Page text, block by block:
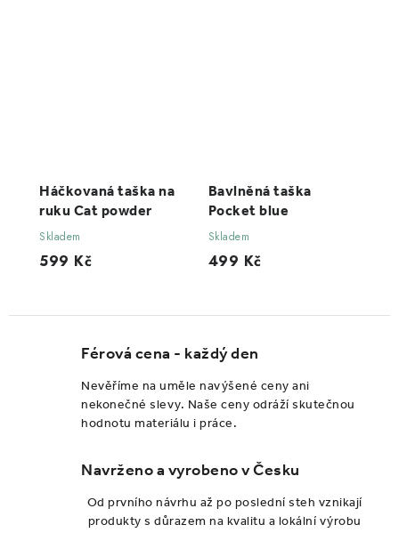
Férová cena - každý den
Nevěříme na uměle navýšené ceny ani
nekonečné slevy. Naše ceny odráží skutečnou
hodnotu materiálu i práce.
Navrženo a vyrobeno v Česku
Od prvního návrhu až po poslední steh vznikají
produkty s důrazem na kvalitu a lokální výrobu
Háčkovaná taška na
ruku Cat powder
Skladem
599 Kč
Bavlněná taška
Pocket blue
Skladem
499 Kč